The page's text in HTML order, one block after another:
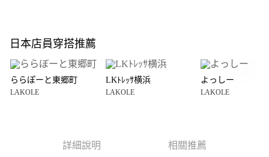
全盈+PAY
大哥付你分期
【大哥付你分期使用說明】
1.本服務由台灣大哥大提供，台灣大哥大用戶可立即使用無須另外申請。
3.實際核准額度、可分期數及費用金額請依後續交易確認頁面所載為準。
4.訂單成立30分鐘內，如未前往確認交易或遇審核未通過，訂單將自動取
AFTEE先享後付
日本店員穿搭推薦
ららぽーと東郷町
LAKOLE
LKﾄﾚｯｻ横浜
LAKOLE
よっしー
LAKOLE
詳細說明 相關推薦